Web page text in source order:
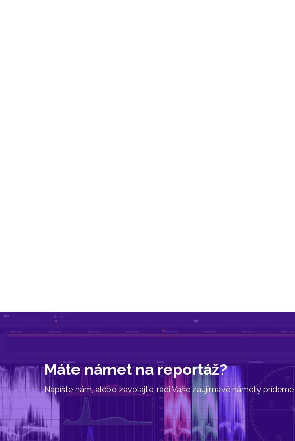
Máte námet na reportáž?
Napíšte nám, alebo zavolajte, radi Vaše zaujímavé námety